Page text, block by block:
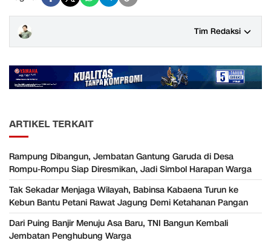
Tim Redaksi
ARTIKEL TERKAIT
Rampung Dibangun, Jembatan Gantung Garuda di Desa
Rompu-Rompu Siap Diresmikan, Jadi Simbol Harapan Warga
Tak Sekadar Menjaga Wilayah, Babinsa Kabaena Turun ke
Kebun Bantu Petani Rawat Jagung Demi Ketahanan Pangan
Dari Puing Banjir Menuju Asa Baru, TNI Bangun Kembali
Jembatan Penghubung Warga